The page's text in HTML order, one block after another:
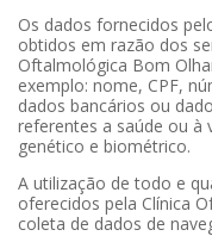
Os dados fornecidos
obtidos em razão dos
Oftalmológica Bom
exemplo: nome, CPF,
dados bancários ou
referentes a saúde ou à
genético e biométrico.
A utilização de todo e
oferecidos pela Clínica
coleta de dados de